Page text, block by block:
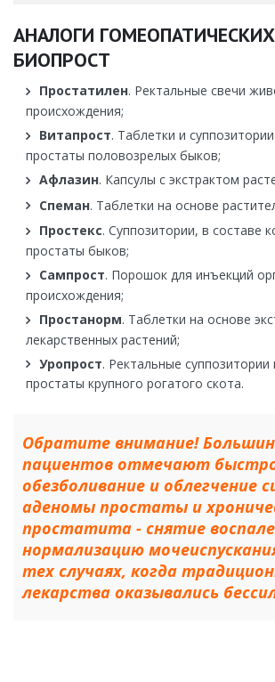
АНАЛОГИ
БИОПРОСТ
Простатилен. Ректальные свечи
происхождения;
Витапрост. Таблетки и
простаты половозрелых быков;
Афлазин. Капсулы с экстрактом
Спеман. Таблетки на основе
Простекс. Суппозитории, в составе
простаты быков;
Сампрост. Порошок для инъекций
происхождения;
Простанорм. Таблетки на основе
лекарственных растений;
Уропрост. Ректальные суппозитории
простаты крупного рогатого скота.
Обратите внимание!
пациентов отмечают
обезболивание и облегчение
аденомы простаты и
простатита - снятие
нормализацию
тех случаях, когда
лекарства оказывались